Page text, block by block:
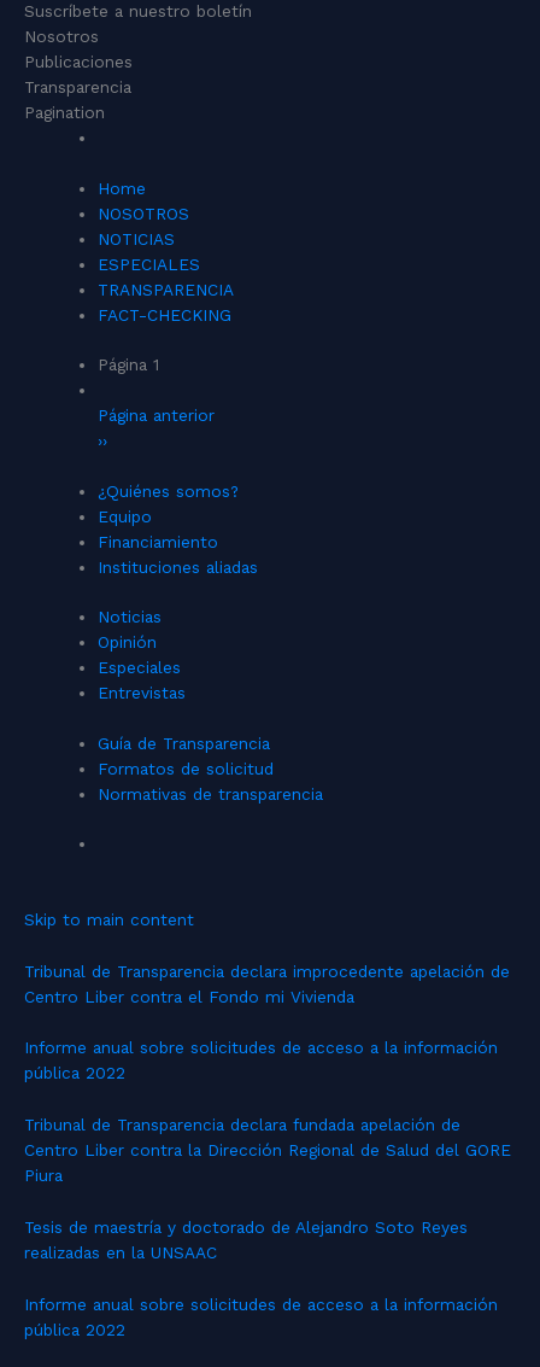
Suscríbete a nuestro boletín
Nosotros
Publicaciones
Transparencia
Pagination
Home
NOSOTROS
NOTICIAS
ESPECIALES
TRANSPARENCIA
FACT-CHECKING
Página 1
Página anterior
››
¿Quiénes somos?
Equipo
Financiamiento
Instituciones aliadas
Noticias
Opinión
Especiales
Entrevistas
Guía de Transparencia
Formatos de solicitud
Normativas de transparencia
Skip to main content
Tribunal de Transparencia declara improcedente apelación de
Centro Liber contra el Fondo mi Vivienda
Informe anual sobre solicitudes de acceso a la información
pública 2022
Tribunal de Transparencia declara fundada apelación de
Centro Liber contra la Dirección Regional de Salud del GORE
Piura
Tesis de maestría y doctorado de Alejandro Soto Reyes
realizadas en la UNSAAC
Informe anual sobre solicitudes de acceso a la información
pública 2022